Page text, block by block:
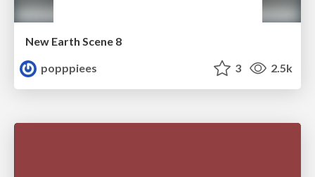
New Earth Scene 8
popppiees
3 2.5k